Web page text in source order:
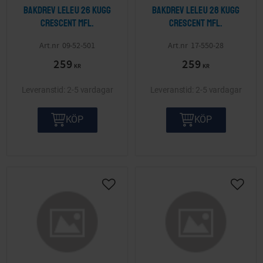
Bakdrev Leleu 26 kugg
Crescent mfl.
09-52-501
259 KR
2-5 vardagar
KÖP
Bakdrev Leleu 28 kugg
Crescent mfl.
17-550-28
259 KR
2-5 vardagar
KÖP
Lägg till i önskelista Lägg